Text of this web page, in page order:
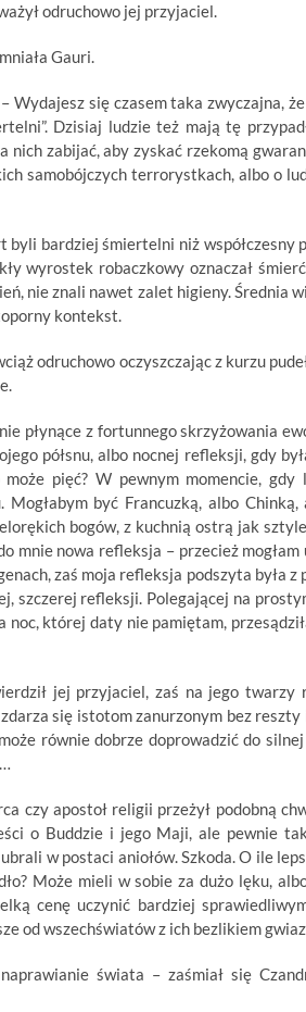
odruchowo jej przyjaciel.
Gauri.
Wydajesz się czasem taka zwyczajna,
Dzisiaj ludzie też mają tę
nich zabijać, aby zyskać rzekomą
samobójczych terrorystkach, albo o
bardziej śmiertelni niż współczesny
wyrostek robaczkowy oznaczał
nie znali nawet zalet higieny. Średnia
kontekst.
odruchowo oczyszczając z kurzu
płynące z fortunnego skrzyżowania
półsnu, albo nocnej refleksji, gdy
pięć? W pewnym momencie, gdy
Mogłabym być Francuzką, albo
bogów, z kuchnią ostrą jak
mnie nowa refleksja – przecież
zaś moja refleksja podszyta była
szczerej refleksji. Polegającej na
noc, której daty nie pamiętam,
jej przyjaciel, zaś na jego twarzy
się istotom zanurzonym bez
równie dobrze doprowadzić do
czy apostoł religii przeżył podobną
o Buddzie i jego Maji, ale pewnie
w postaci aniołów. Szkoda. O ile
Może mieli w sobie za dużo lęku,
cenę uczynić bardziej
od wszechświatów z ich bezlikiem
świata – zaśmiał się